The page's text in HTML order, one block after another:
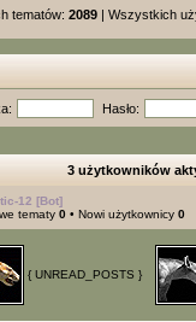
tematów: 2089 | Wszystkich
Hasło:
3 użytkowników
12 [Bot]
tematy 0 • Nowi użytkownicy 0
{ UNREAD_POSTS }